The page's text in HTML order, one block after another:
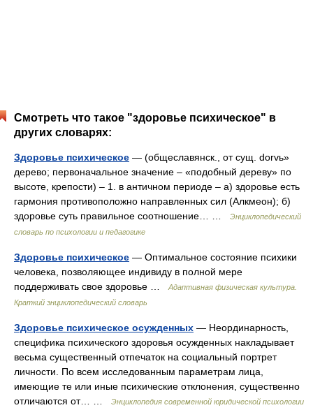
Смотреть что такое "здоровье психическое" в
других словарях:
Здоровье психическое — (общеславянск., от сущ. dorvь»
дерево; первоначальное значение – «подобный дереву» по
высоте, крепости) – 1. в античном периоде – а) здоровье есть
гармония противоположно направленных сил (Алкмеон); б)
здоровье суть правильное соотношение… …
Энциклопедический
словарь по психологии и педагогике
Здоровье психическое — Оптимальное состояние психики
человека, позволяющее индивиду в полной мере
поддерживать свое здоровье …
Адаптивная физическая культура.
Краткий энциклопедический словарь
Здоровье психическое осужденных — Неординарность,
специфика психического здоровья осужденных накладывает
весьма существенный отпечаток на социальный портрет
личности. По всем исследованным параметрам лица,
имеющие те или иные психические отклонения, существенно
отличаются от… …
Энциклопедия современной юридической психологии